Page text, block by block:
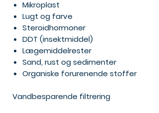
Mikroplast
Lugt og farve
Steroidhormoner
DDT (insektmiddel)
Lægemiddelrester
Sand, rust og sedimenter
Organiske forurenende stoffer
Vandbesparende filtrering